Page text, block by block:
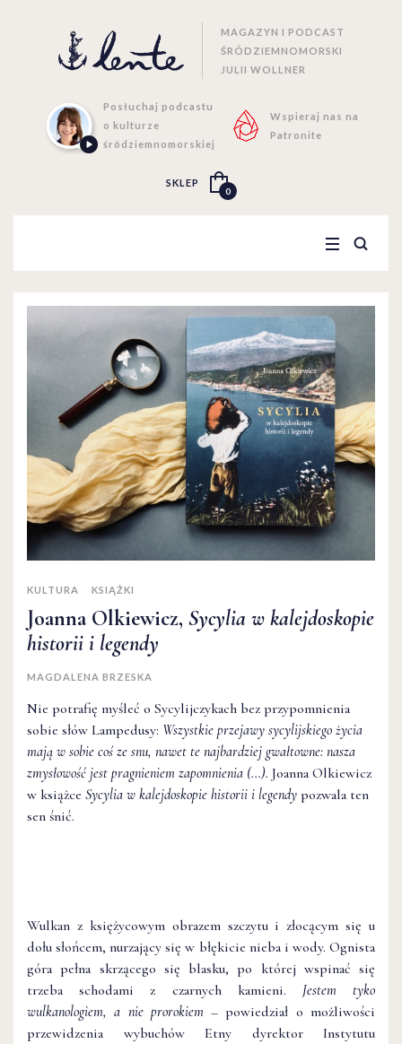
MAGAZYN I PODCAST
ŚRÓDZIEMNOMORSKI
JULII WOLLNER
Posłuchaj podcastu
o kulturze
śródziemnomorskiej
Wspieraj nas na
Patronite
SKLEP
0
KULTURA KSIĄŻKI
Joanna Olkiewicz, Sycylia w kalejdoskopie
historii i legendy
MAGDALENA BRZESKA
Nie potrafię myśleć o Sycylijczykach bez przypomnienia
sobie słów Lampedusy: Wszystkie przejawy sycylijskiego życia
mają w sobie coś ze snu, nawet te najbardziej gwałtowne: nasza
zmysłowość jest pragnieniem zapomnienia (...). Joanna Olkiewicz
w książce Sycylia w kalejdoskopie historii i legendy pozwala ten
sen śnić.
Wulkan z księżycowym obrazem szczytu i złocącym się u
dołu słońcem, nurzający się w błękicie nieba i wody. Ognista
góra pełna skrzącego się blasku, po której wspinać się
trzeba schodami z czarnych kamieni. Jestem tyko
wulkanologiem, a nie prorokiem– powiedział o możliwości
przewidzenia wybuchów Etny dyrektor Instytutu